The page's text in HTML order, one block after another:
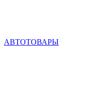
АВТОТОВАРЫ